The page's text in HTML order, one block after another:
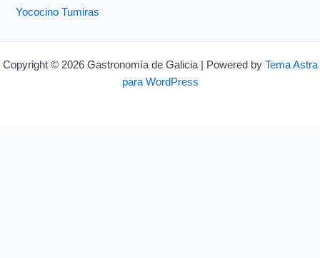
Yococino Tumiras
Copyright © 2026 Gastronomía de Galicia | Powered by Tema Astra
para WordPress